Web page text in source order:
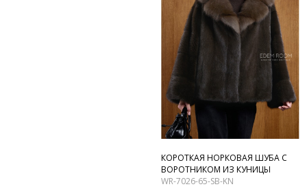
КОРОТКАЯ НОРКОВАЯ ШУБА С
ВОРОТНИКОМ ИЗ КУНИЦЫ
WR-7026-65-SB-KN